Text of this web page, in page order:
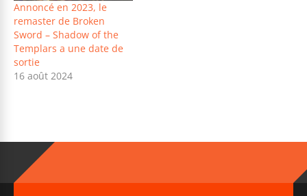
Annoncé en 2023, le
remaster de Broken
Sword – Shadow of the
Templars a une date de
sortie
16 août 2024